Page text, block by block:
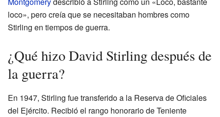
loco», pero creía que se necesitaban hombres como
Stirling en tiempos de guerra.
¿Qué hizo David Stirling después de
la guerra?
En 1947, Stirling fue transferido a la Reserva de Oficiales
del Ejército. Recibió el rango honorario de Teniente